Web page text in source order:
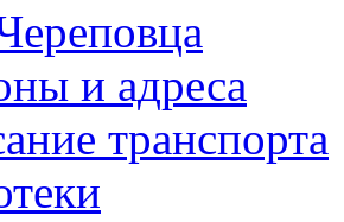
и адреса
транспорта